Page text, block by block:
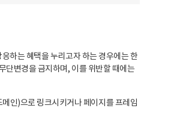
하는 혜택을 누리고자 하는 경우에는 한
단변경을 금지하며, 이를 위반할 때에는
인)으로 링크시키거나 페이지를 프레임